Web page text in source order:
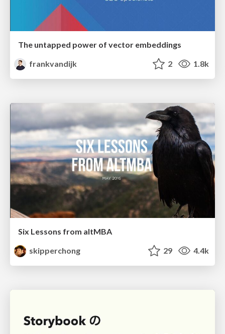
The untapped power of vector embeddings
frankvandijk
2 1.8k
Six Lessons from altMBA
skipperchong
29 4.4k